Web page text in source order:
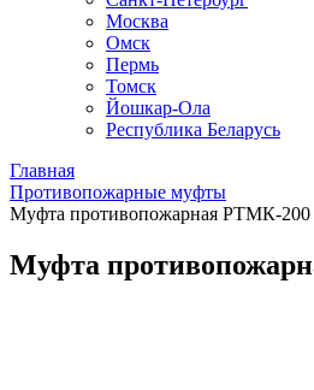
Москва
Омск
Пермь
Томск
Йошкар-Ола
Республика Беларусь
Главная
Противопожарные муфты
Муфта противопожарная РТМК-200
Муфта